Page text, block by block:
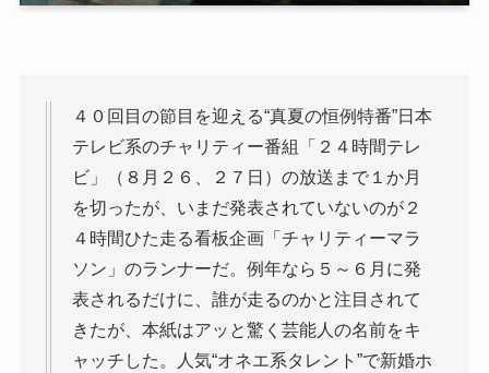
４０回目の節目を迎える“真夏の恒例特番”日本
テレビ系のチャリティー番組「２４時間テレ
ビ」（８月２６、２７日）の放送まで１か月
を切ったが、いまだ発表されていないのが２
４時間ひた走る看板企画「チャリティーマラ
ソン」のランナーだ。例年なら５～６月に発
表されるだけに、誰が走るのかと注目されて
きたが、本紙はアッと驚く芸能人の名前をキ
ャッチした。人気“オネエ系タレント”で新婚ホ